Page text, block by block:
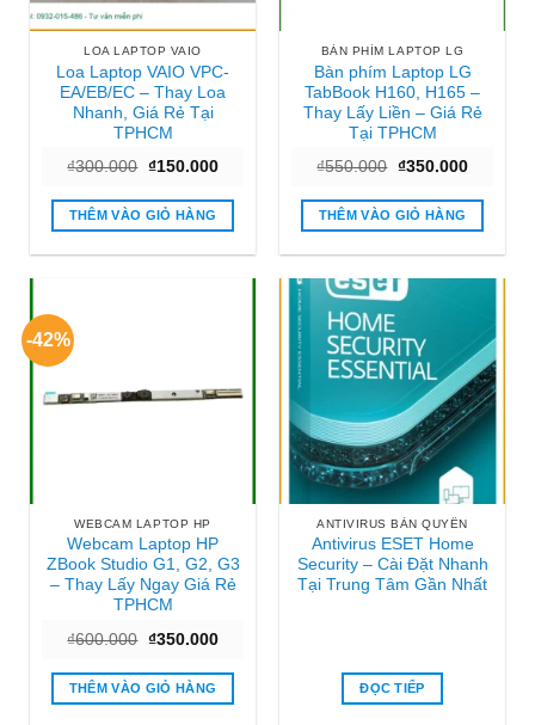
LOA LAPTOP VAIO
Loa Laptop VAIO VPC-
EA/EB/EC – Thay Loa
Nhanh, Giá Rẻ Tại
TPHCM
₫300.000 Giá
là:
₫300.000.
₫150.000Giá
tại
₫150.000.
THÊM VÀO GIỎ HÀNG
BÀN PHÍM LAPTOP LG
Bàn phím Laptop LG
TabBook H160, H165 –
Thay Lấy Liền – Giá Rẻ
Tại TPHCM
₫550.000 Giá
là:
₫550.000.
₫350.000Giá
tại
THÊM VÀO GIỎ HÀNG
-42%
WEBCAM LAPTOP HP
Webcam Laptop HP
ZBook Studio G1, G2, G3
– Thay Lấy Ngay Giá Rẻ
TPHCM
₫600.000 Giá
là:
₫600.000.
₫350.000Giá
tại
₫350.000.
THÊM VÀO GIỎ HÀNG
ANTIVIRUS BẢN QUYỀN
Antivirus ESET Home
Security – Cài Đặt Nhanh
Tại Trung Tâm Gần Nhất
ĐỌC TIẾP